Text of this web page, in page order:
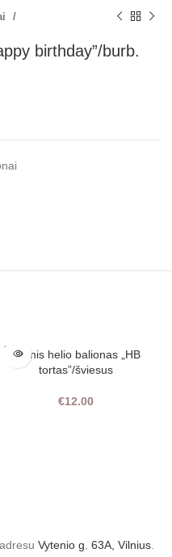
birthday”/burb.
SOLD
OUT
Folinis helio balionas „HB
tortas”/šviesus
€12.00
Vytenio g. 63A, Vilnius